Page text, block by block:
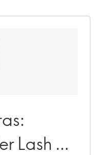
Lash 5